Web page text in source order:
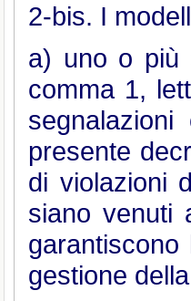
2-bis. I
a) uno o più
comma 1,
presente
di violazioni
siano venuti
gestione